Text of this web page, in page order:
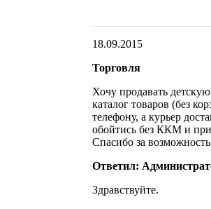
18.09.2015
Торговля
Хочу продавать
каталог товаров (без
телефону, а курьер
обойтись без ККМ и
Спасибо за возможность
Ответил:
Здравствуйте.